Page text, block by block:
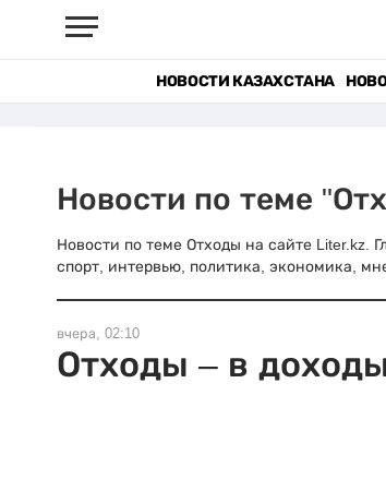
НОВОСТИ КАЗАХСТАНА
Новости по теме
Новости по теме Отходы на сайте Liter.kz.
спорт, интервью, политика, экономика,
вчера, 02:10
Отходы – в